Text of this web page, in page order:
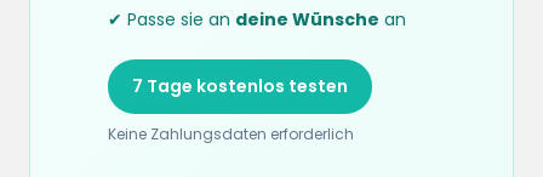
✔ Passe sie an deine Wünsche an
7 Tage kostenlos testen
Keine Zahlungsdaten erforderlich